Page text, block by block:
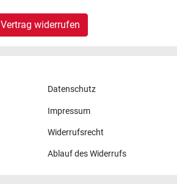
Vertrag widerrufen
Datenschutz
Impressum
Widerrufsrecht
Ablauf des Widerrufs